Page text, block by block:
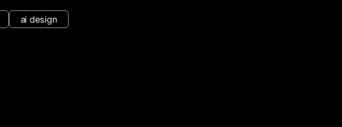
ai design